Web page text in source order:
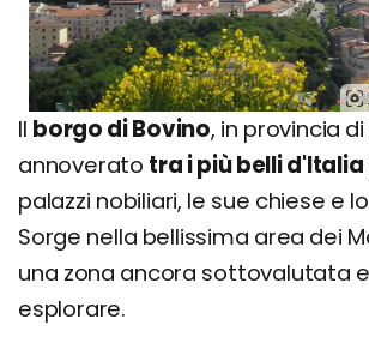
Il borgo di Bovino, in provincia
annoverato tra i più belli d'Italia
palazzi nobiliari, le sue chiese e
Sorge nella bellissima area dei
una zona ancora sottovalutata
esplorare.